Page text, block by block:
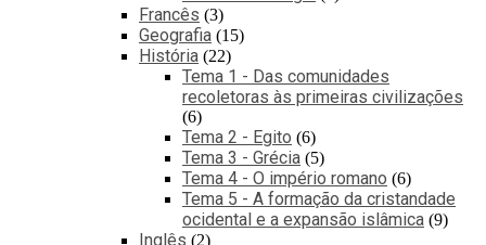
Francês 3
Geografia 15
História 22
Tema 1 - Das comunidades
recoletoras às primeiras civilizações
6
Tema 2 - Egito 6
Tema 3 - Grécia 5
Tema 4 - O império romano 6
Tema 5 - A formação da cristandade
ocidental e a expansão islâmica 9
Inglês 2